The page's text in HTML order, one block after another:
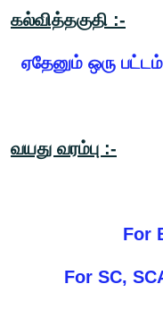
கல்வித்தகுதி :-
ஏதேனும் ஒரு
வயது வரம்பு :-
For BC,
For SC,